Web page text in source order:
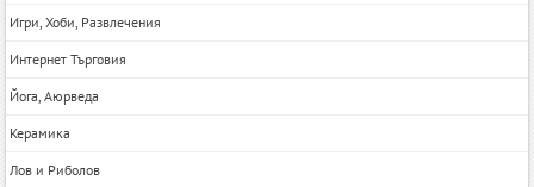
Игри, Хоби, Развлечения
Интернет Търговия
Йога, Аюрведа
Керамика
Лов и Риболов